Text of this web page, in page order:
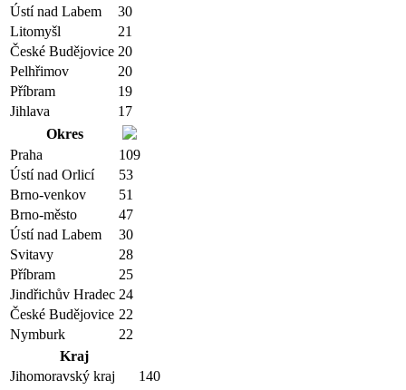
Ústí nad Labem
30
Litomyšl
21
České Budějovice 20
Pelhřimov
20
Příbram
19
Jihlava
17
Okres
Praha
109
Ústí nad Orlicí
53
Brno-venkov
51
Brno-město
47
Ústí nad Labem
30
Svitavy
28
Příbram
25
Jindřichův Hradec 24
České Budějovice 22
Nymburk
22
Kraj
Jihomoravský kraj
140